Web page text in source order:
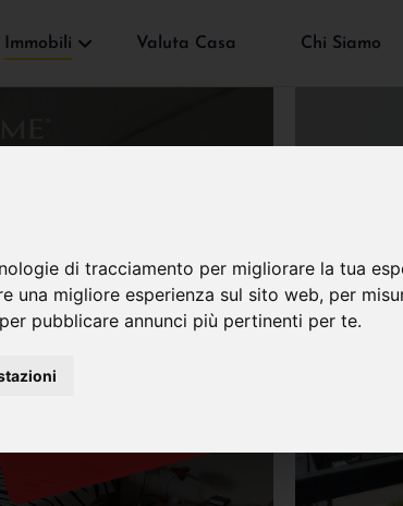
di tracciamento per migliorare la tua
una migliore esperienza sul sito web, per
per pubblicare annunci più pertinenti per te.
Immobili Valuta Casa Chi Siamo